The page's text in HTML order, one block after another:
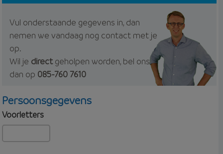
Vul onderstaande gegevens in, dan
nemen we vandaag nog contact met je
op.
Wil je directgeholpen worden, bel ons
dan op 085-760 7610
Persoonsgegevens
Voorletters